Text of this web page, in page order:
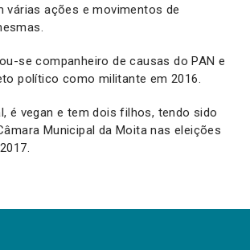
várias ações e movimentos de
se companheiro de causas do PAN e
político como militante em 2016.
é vegan e tem dois filhos, tendo sido
Municipal da Moita nas eleições